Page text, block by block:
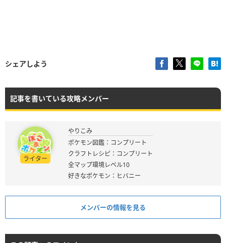
シェアしよう
記事を書いている攻略メンバー
ライター
やりこみ
ポケモン図鑑：コンプリート
クラフトレシピ：コンプリート
全マップ環境レベル10
好きなポケモン：ヒバニー
メンバーの情報を見る